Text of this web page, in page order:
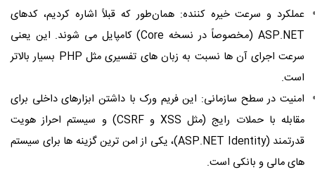
عملکرد و سرعت خیره ‌کننده: همان‌طور که قبلاً اشاره کردیم، کدهای
ASP.NET (مخصوصاً در نسخه Core) کامپایل می‌ شوند. این یعنی
سرعت اجرای آن ‌ها نسبت به زبان‌ های تفسیری مثل PHP بسیار بالاتر
است.
امنیت در سطح سازمانی: این فریم ‌ورک با داشتن ابزارهای داخلی برای
مقابله با حملات رایج (مثل XSS و CSRF) و سیستم احراز هویت
قدرتمند (ASP.NET Identity)، یکی از امن‌ ترین گزینه ‌ها برای سیستم‌
های مالی و بانکی است.